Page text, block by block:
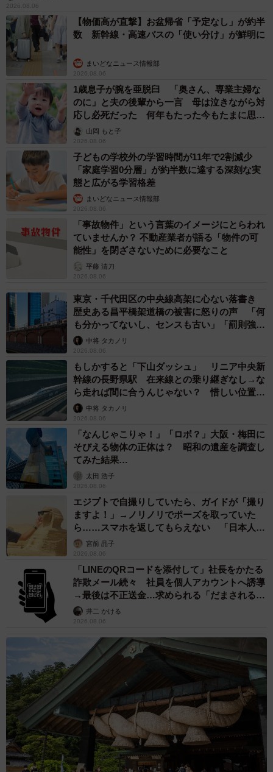
2026.08.06
【物価高が直撃】お盆帰省「予定なし」が約半
数 新幹線・高速バスの「使い分け」が鮮明に
まいどなニュース情報部
2026.08.06
1歳息子が腕を亜脱臼 「奥さん、専業主婦な
のに」と夫の後輩から一言 母は泣きながら対
応し必死だった 何年もたった今もたまに思い
出し…山岡 もと子
2026.08.06
子どもの学校外の学習時間が11年で2割減少
「家庭学習0分層」が約半数に達する深刻な実
態と広がる学習格差
まいどなニュース情報部
2026.08.06
「事故物件」という言葉のイメージにとらわれ
ていませんか？ 不動産業者が語る「物件の可
能性」を閉ざさないために必要なこと
平藤 清刀
2026.08.06
東京・千代田区の中央線高架に心ない落書き
歴史ある昌平橋架道橋の被害に怒りの声 「何
も分かってないし、センスも古い」「罰則強化
して」中将 タカノリ
2026.08.06
もしかすると「下山ダッシュ」 リニア中央新
幹線の長野県駅 在来線との乗り継ぎなし→な
ら走れば間に合うんじゃない？ 惜しい位置関
係が反響
中将 タカノリ
2026.08.06
「なんじゃこりゃ！」「ロボ？」大阪・梅田に
そびえる物体の正体は？ 昭和の遺産を調査し
てみた結果…
太田 浩子
2026.08.06
エジプトで自撮りしていたら、ガイドが「撮り
ますよ！」→ノリノリでポーズを取っていた
ら……スマホを返してもらえない 「日本人は
カモ代表かも」「私は6時間で3万円払った」
宮前 晶子
2026.08.06
「LINEのQRコードを添付して」社長をかたる
詐欺メール続々 社員を個人アカウントへ誘導
→最後は不正送金…求められる「だまされる前
提」の対策
井二 かける
2026.08.06